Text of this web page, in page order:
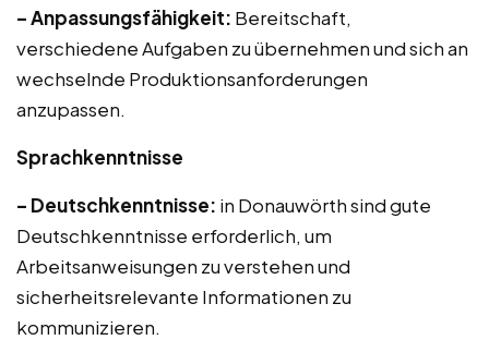
– Anpassungsfähigkeit: Bereitschaft,
verschiedene Aufgaben zu übernehmen und sich an
wechselnde Produktionsanforderungen
anzupassen.
Sprachkenntnisse
– Deutschkenntnisse: in Donauwörth sind gute
Deutschkenntnisse erforderlich, um
Arbeitsanweisungen zu verstehen und
sicherheitsrelevante Informationen zu
kommunizieren.